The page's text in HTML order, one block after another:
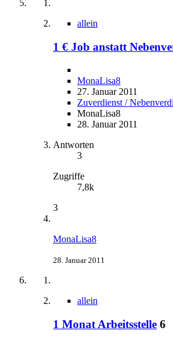
allein
1 € Job anstatt
MonaLisa8
27. Januar 2011
Zuverdienst /
MonaLisa8
28. Januar 2011
Antworten
3
Zugriffe
7,8k
3
MonaLisa8
28. Januar 2011
allein
1 Monat Arbeitsstelle 6